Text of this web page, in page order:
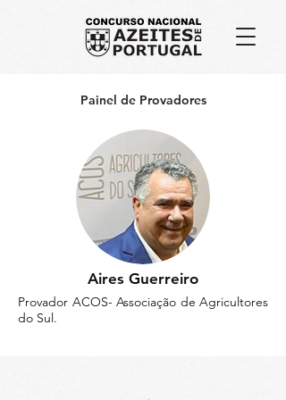
Painel de Provadores
Aires Guerreiro
Provador ACOS- Associação de Agricultores
do Sul.